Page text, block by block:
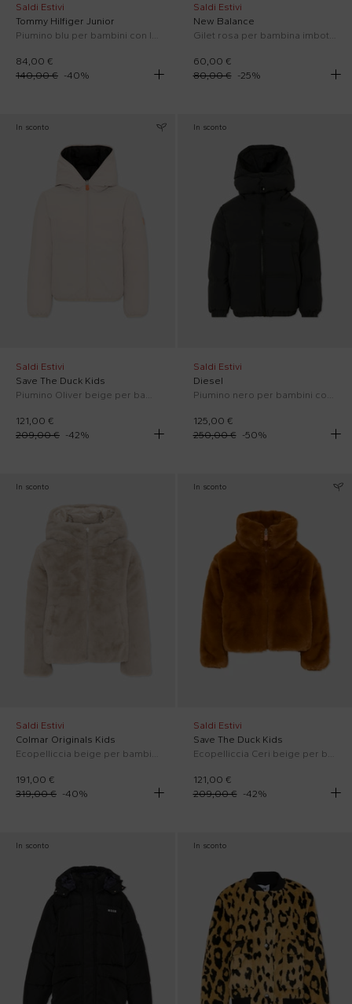
Saldi Estivi
Tommy Hilfiger Junior
Piumino blu per bambini con logo
84,00 €
140,00 € -40%
Saldi Estivi
New Balance
Gilet rosa per bambina imbottito
60,00 €
80,00 €
-25%
In sconto
Saldi Estivi
Save The Duck Kids
121,00 €
209,00 € -42%
In sconto
Saldi Estivi
Diesel
125,00 €
250,00 €
-50%
In sconto
Saldi Estivi
Colmar Originals Kids
Ecopelliccia beige per bambina reversibile
191,00 €
319,00 € -40%
In sconto
Saldi Estivi
Save The Duck Kids
Ecopelliccia Ceri beige per bambina
121,00 €
209,00 €
-42%
In sconto In sconto